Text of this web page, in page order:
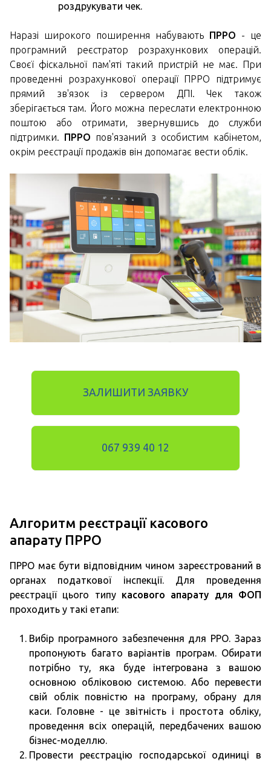
роздрукувати чек.
Наразі широкого поширення набувають ПРРО - це
програмний реєстратор розрахункових операцій.
Своєї фіскальної пам'яті такий пристрій не має. При
проведенні розрахункової операції ПРРО підтримує
прямий зв'язок із сервером ДПІ. Чек також
зберігається там. Його можна переслати електронною
поштою або отримати, звернувшись до служби
підтримки. ПРРО пов'язаний з особистим кабінетом,
окрім реєстрації продажів він допомагає вести облік.
ЗАЛИШИТИ ЗАЯВКУ
067 939 40 12
Алгоритм реєстрації касового
апарату ПРРО
ПРРО має бути відповідним чином зареєстрований в
органах податкової інспекції. Для проведення
реєстрації цього типу касового апарату для ФОП
проходить у такі етапи:
Вибір програмного забезпечення для РРО. Зараз
пропонують багато варіантів програм. Обирати
потрібно ту, яка буде інтегрована з вашою
основною обліковою системою. Або перевести
свій облік повністю на програму, обрану для
каси. Головне - це звітність і простота обліку,
проведення всіх операцій, передбачених вашою
бізнес-моделлю.
Провести реєстрацію господарської одиниці в